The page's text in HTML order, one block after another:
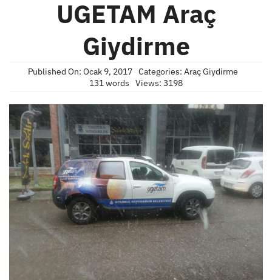
UGETAM Araç
Giydirme
Published On: Ocak 9, 2017 Categories: Araç Giydirme
131 words
Views: 3198